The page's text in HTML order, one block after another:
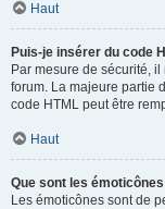
Haut
Puis-je insérer du code
Par mesure de sécurité, il
forum. La majeure partie
code HTML peut être
Haut
Que sont les
Les émoticônes sont de